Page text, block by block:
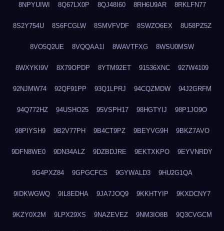
8NPYUIWI 8Q67LX0P 8QJ48I60 8RH6U9AR 8RKLFN77
8S2Y754U 8S6FCGLW 8SMVFVDF 8SWZO6EX 8U58PZ5Z
8VO5Q2UE 8VQQAA1I 8WAVTFXG 8WSU0MSW
8WXYKI9V 8X79OPDP 8YTM92ET 91536XNC 927W4109
92NJMW74 92QF91PP 93Q1LPRJ 94CQZMDW 94J2GRFM
94Q772HZ 94USHO25 95VSPH17 98HGTYIJ 98P1JO9O
98PIYSH9 9B2V77PH 9B4CT9PZ 9BEYVG9H 9BKZ7AVO
9DFN8WE0 9DN34ALZ 9DZBDJRE 9EKTXKPO 9EYVNRDY
9G4PXZ84 9GPGCFCS 9GYWALD3 9HU2G1QA
9IDKWGWQ 9IL8EDHA 9JA7JOQ9 9KKHTYIP 9KXDCNY7
9KZY0X2M 9LPX29XS 9NAZEVEZ 9NM3IO8B 9Q3CVGCM